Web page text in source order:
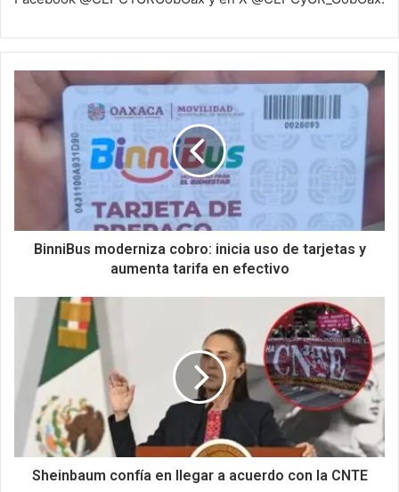
BinniBus moderniza cobro: inicia uso de tarjetas y
aumenta tarifa en efectivo
Sheinbaum confía en llegar a acuerdo con la CNTE